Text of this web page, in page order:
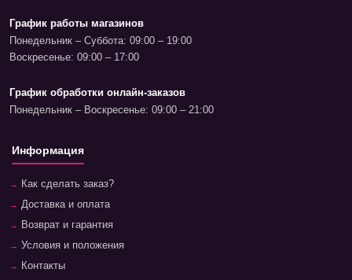
График работы магазинов
Понедельник – Суббота: 09:00 – 19:00
Воскресенье: 09:00 – 17:00
График обработки онлайн-заказов
Понедельник – Воскресенье: 09:00 – 21:00
Информация
Как сделать заказ?
Доставка и оплата
Возврат и гарантия
Условия и положения
Контакты